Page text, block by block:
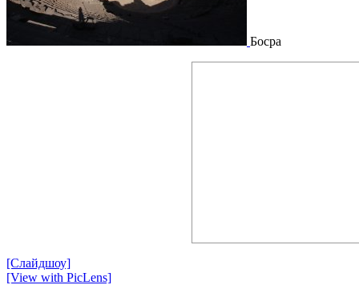
Босра
[Слайдшоу]
[View with PicLens]